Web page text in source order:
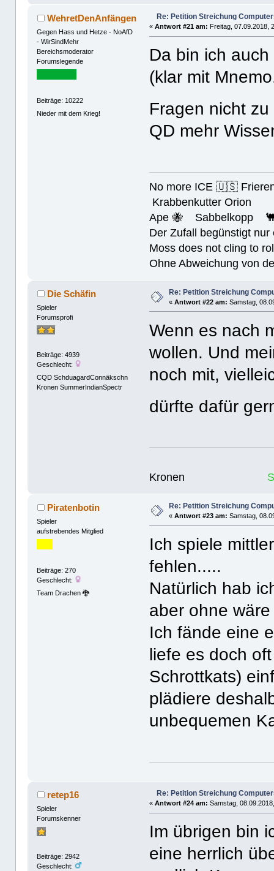
WehretDenAnfängen
Gegen Hass und Hetze - NoAfD
- WirSindMehr
Bereichsmoderator
Forumslegende
Beiträge: 10222
Nieder mit dem Krieg!
Re: Petition Streichung
«Antwort #21 am: Freitag, 07.09.2018,
Da bin ich
(klar mit
Fragen nicht
QD mehr
No more ICE 🇺🇸
Krabbenkutter Orion
Ape 🐝 Sabbelkopp
Der Zufall begünstigt
Moss does not cling to
Ohne Abweichung von
Die Schäfin
Spieler
Forumsprofi
Beiträge: 4939
Geschlecht:
CQD SchduagardConnäkschn
Kronen SummerIndianSpectr
Re: Petition Streichung
«Antwort #22 am: Samstag,
Wenn es nach
wollen. Und
noch mit,
dürfte dafür
Kronen
Piratenbotin
Spieler
aufstrebendes Mitglied
Beiträge: 270
Geschlecht:
Team Drachen 🐉
Re: Petition Streichung
«Antwort #23 am: Samstag,
Ich spiele
fehlen.....
Natürlich hab
aber ohne
Ich fände eine
liefe es doch
Schrottkats)
plädiere
unbequemen
retep16
Spieler
Forumskenner
Beiträge: 2942
Geschlecht:
Re: Petition Streichung
«Antwort #24 am: Samstag,
Im übrigen bin
eine herrlich